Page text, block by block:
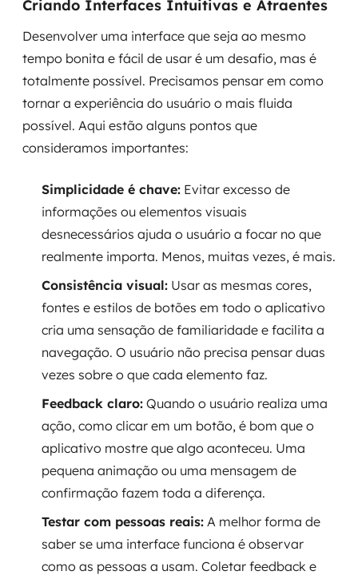
Criando Interfaces Intuitivas e Atraentes
Desenvolver uma interface que seja ao mesmo
tempo bonita e fácil de usar é um desafio, mas é
totalmente possível. Precisamos pensar em como
tornar a experiência do usuário o mais fluida
possível. Aqui estão alguns pontos que
consideramos importantes:
Simplicidade é chave: Evitar excesso de
informações ou elementos visuais
desnecessários ajuda o usuário a focar no que
realmente importa. Menos, muitas vezes, é mais.
Consistência visual: Usar as mesmas cores,
fontes e estilos de botões em todo o aplicativo
cria uma sensação de familiaridade e facilita a
navegação. O usuário não precisa pensar duas
vezes sobre o que cada elemento faz.
Feedback claro: Quando o usuário realiza uma
ação, como clicar em um botão, é bom que o
aplicativo mostre que algo aconteceu. Uma
pequena animação ou uma mensagem de
confirmação fazem toda a diferença.
Testar com pessoas reais: A melhor forma de
saber se uma interface funciona é observar
como as pessoas a usam. Coletar feedback e